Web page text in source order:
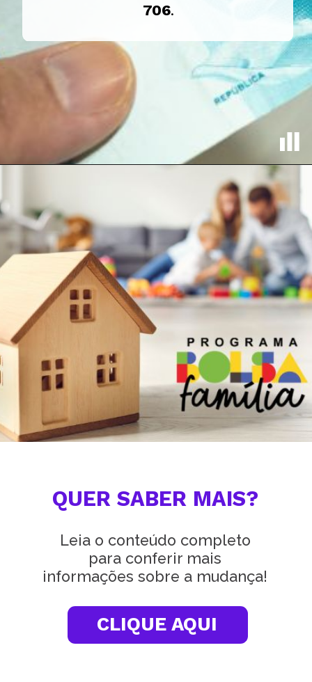
706.
Leia o conteúdo completo
para conferir mais
informações sobre a mudança!
QUER SABER MAIS?
CLIQUE AQUI